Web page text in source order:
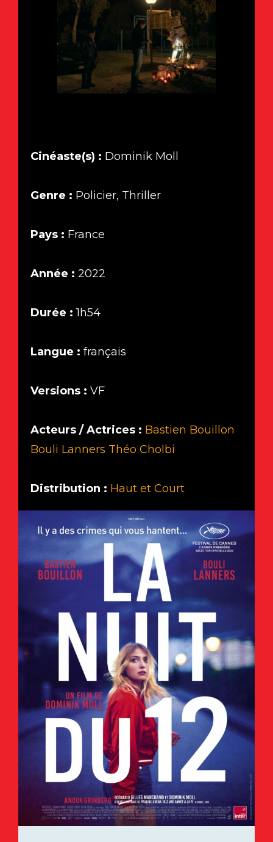
Cinéaste(s) : Dominik Moll
Genre : Policier, Thriller
Pays : France
Année : 2022
Durée :1h54
Langue : français
Versions : VF
Acteurs / Actrices : Bastien Bouillon
Bouli Lanners Théo Cholbi
Distribution : Haut et Court